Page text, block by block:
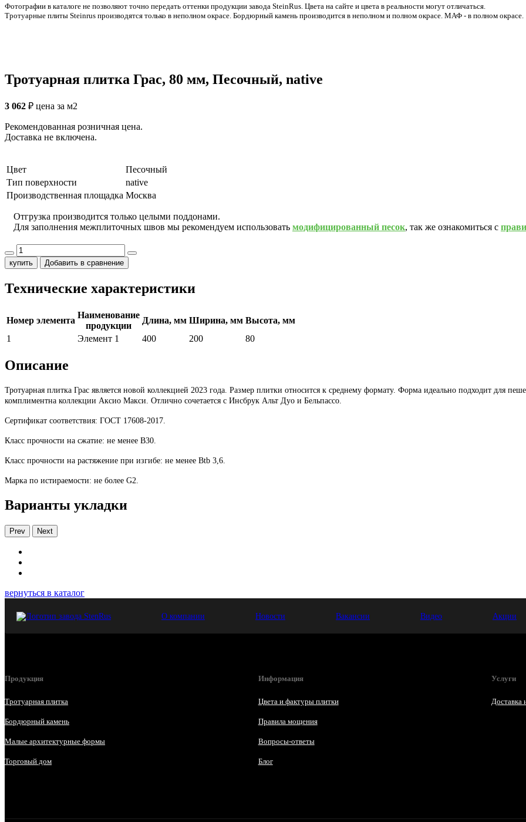
Фотографии в каталоге не позволяют точно передать оттенки продукции заводa SteinRus. Цвета на сайте и цвета в реальности могут отличаться.
Тротуарные плиты Steinrus производятся только в неполном окрасе. Бордюрный камень производится в неполном и полном окрасе. МАФ - в полном окрасе.
Тротуарная плитка Грас, 80 мм, Песочный, native
3 062 ₽ цена за м2
Рекомендованная розничная цена.
Доставка не включена.
Цвет
Песочный
Тип поверхности
native
Производственная площадка Москва
Отгрузка производится только целыми поддонами.
Для заполнения межплиточных швов мы рекомендуем использовать модифицированный песок, так же ознакомиться с
купить Добавить в сравнение
Технические характеристики
Номер элемента
Наименование
продукции
Длина, мм Ширина, мм Высота, мм
1
Элемент 1 400 200 80
Описание
Тротуарная плитка Грас является новой коллекцией 2023 года. Размер плитки относится к среднему формату. Форма идеально подходит для
комплиментна коллекции Аксио Макси. Отлично сочетается с Инсбрук Альт Дуо и Бельпассо.
Сертификат соответствия: ГОСТ 17608-2017.
Класс прочности на сжатие: не менее В30.
Класс прочности на растяжение при изгибе: не менее Btb 3,6.
Марка по истираемости: не более G2.
Варианты укладки
Prev Next
вернуться в каталог
О компании Новости Вакансии Видео Акции
Продукция
Тротуарная плитка
Бордюрный камень
Малые архитектурные формы
Торговый дом
Информация
Цвета и фактуры плитки
Правила мощения
Вопросы-ответы
Блог
Услуги
Доставка